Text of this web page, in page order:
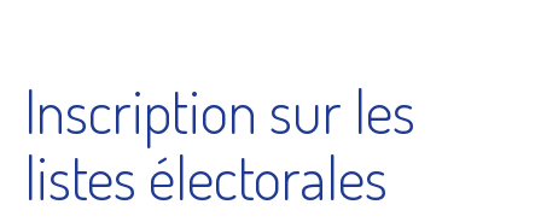
Inscription sur les
listes électorales